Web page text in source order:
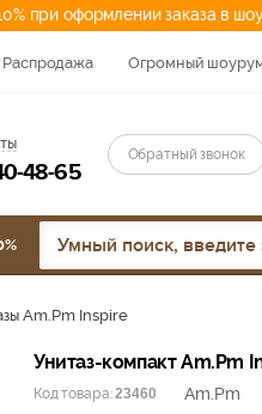
при оформлении заказа в
Распродажа Огромный
48-65
Обратный звонок
Am.Pm Inspire
Унитаз-компакт Am.Pm
Код товара: 23460
Am.Pm